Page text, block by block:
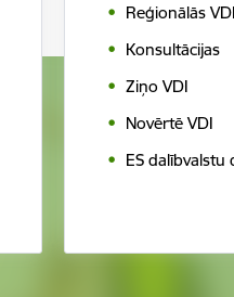
Reģionālās VDI
Konsultācijas
Ziņo VDI
Novērtē VDI
ES dalībvalstu